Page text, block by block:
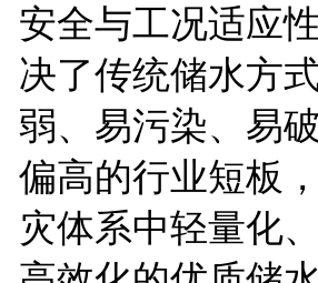
安全与工况适应
决了传统储水方
弱、易污染、易
偏高的行业短板
灾体系中轻量化